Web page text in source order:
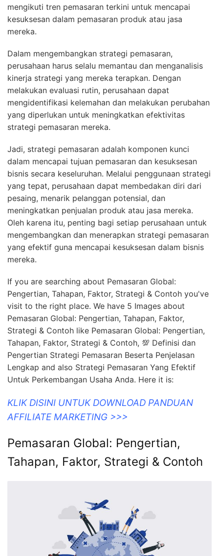
mengikuti tren pemasaran terkini untuk mencapai
kesuksesan dalam pemasaran produk atau jasa
mereka.
Dalam mengembangkan strategi pemasaran,
perusahaan harus selalu memantau dan menganalisis
kinerja strategi yang mereka terapkan. Dengan
melakukan evaluasi rutin, perusahaan dapat
mengidentifikasi kelemahan dan melakukan perubahan
yang diperlukan untuk meningkatkan efektivitas
strategi pemasaran mereka.
Jadi, strategi pemasaran adalah komponen kunci
dalam mencapai tujuan pemasaran dan kesuksesan
bisnis secara keseluruhan. Melalui penggunaan strategi
yang tepat, perusahaan dapat membedakan diri dari
pesaing, menarik pelanggan potensial, dan
meningkatkan penjualan produk atau jasa mereka.
Oleh karena itu, penting bagi setiap perusahaan untuk
mengembangkan dan menerapkan strategi pemasaran
yang efektif guna mencapai kesuksesan dalam bisnis
mereka.
If you are searching about Pemasaran Global:
Pengertian, Tahapan, Faktor, Strategi & Contoh you've
visit to the right place. We have 5 Images about
Pemasaran Global: Pengertian, Tahapan, Faktor,
Strategi & Contoh like Pemasaran Global: Pengertian,
Tahapan, Faktor, Strategi & Contoh, 💯 Definisi dan
Pengertian Strategi Pemasaran Beserta Penjelasan
Lengkap and also Strategi Pemasaran Yang Efektif
Untuk Perkembangan Usaha Anda. Here it is:
KLIK DISINI UNTUK DOWNLOAD PANDUAN
AFFILIATE MARKETING >>>
Pemasaran Global: Pengertian,
Tahapan, Faktor, Strategi & Contoh